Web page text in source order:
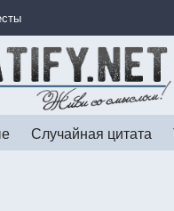
Случайная цитата